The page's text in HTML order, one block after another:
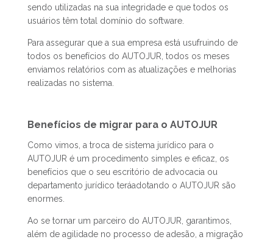
sendo utilizadas na sua integridade e que todos os
usuários têm total domínio do software.
Para assegurar que a sua empresa está usufruindo de
todos os benefícios do AUTOJUR, todos os meses
enviamos relatórios com as atualizações e melhorias
realizadas no sistema.
Benefícios de migrar para o AUTOJUR
Como vimos, a troca de sistema jurídico para o
AUTOJUR é um procedimento simples e eficaz, os
benefícios que o seu escritório de advocacia ou
departamento jurídico teráadotando o AUTOJUR são
enormes.
Ao se tornar um parceiro do AUTOJUR, garantimos,
além de agilidade no processo de adesão, a migração